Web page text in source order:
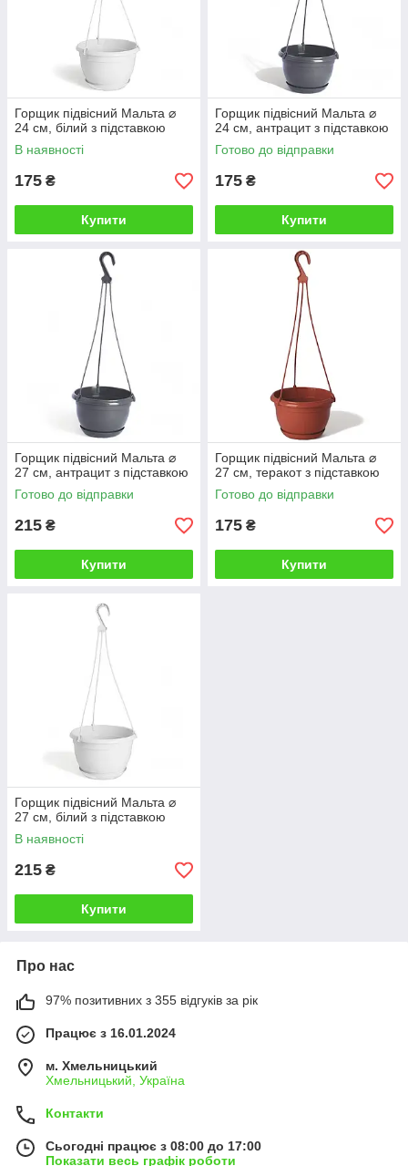
Горщик підвісний Мальта ⌀
24 см, білий з підставкою
В наявності
175 ₴
Купити
Горщик підвісний Мальта ⌀
24 см, антрацит з підставкою
Готово до відправки
175 ₴
Купити
Горщик підвісний Мальта ⌀
27 см, антрацит з підставкою
Готово до відправки
215 ₴
Купити
Горщик підвісний Мальта ⌀
27 см, теракот з підставкою
Готово до відправки
175 ₴
Купити
Горщик підвісний Мальта ⌀
27 см, білий з підставкою
В наявності
215 ₴
Купити
Про нас
97% позитивних з 355 відгуків за рік
Працює з 16.01.2024
м. Хмельницький
Хмельницький, Україна
Контакти
Сьогодні працює з 08:00 до 17:00
Показати весь графік роботи